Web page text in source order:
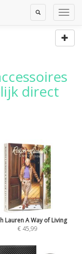
Toggle
Search
direct
Lauren A Way of Living
€ 45,99